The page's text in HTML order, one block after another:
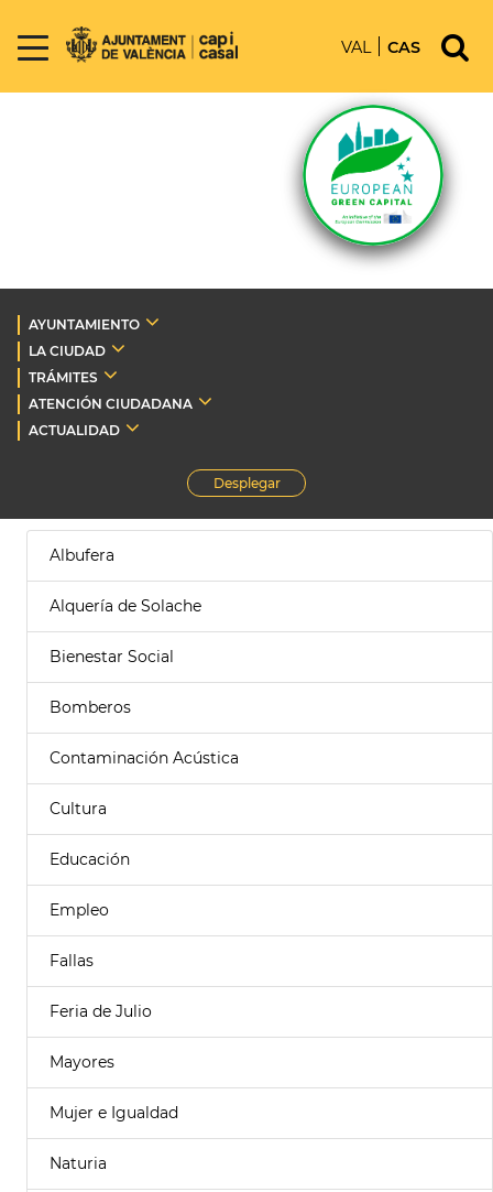
VAL CAS
AYUNTAMIENTO
LA CIUDAD
TRÁMITES
ATENCIÓN CIUDADANA
ACTUALIDAD
Desplegar
Albufera
Alquería de Solache
Bienestar Social
Bomberos
Contaminación Acústica
Cultura
Educación
Empleo
Fallas
Feria de Julio
Mayores
Mujer e Igualdad
Naturia